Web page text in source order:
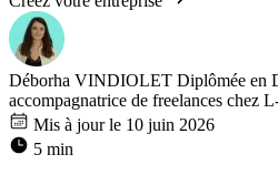
Déborha VINDIOLET Diplômée en
accompagnatrice de freelances chez
Mis à jour le 10 juin 2026
5 min